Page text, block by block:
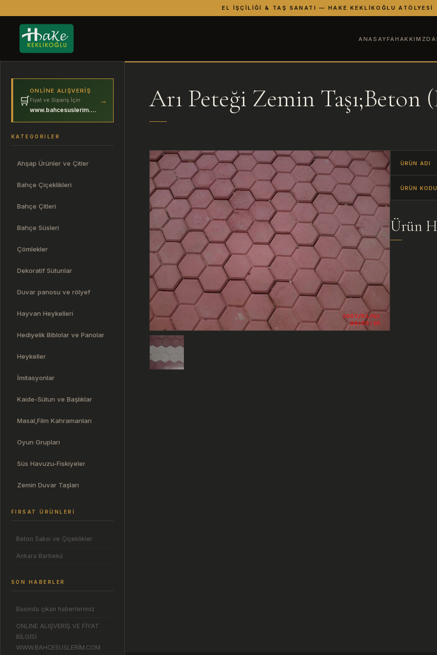
EL İŞÇILIĞI & TAŞ SANATI — HAKE KEKLIKOĞLU ATÖLYESI
ANASAYFAHAKKIMZDA
🛒
ONLINE ALIŞVERIŞ
Fiyat ve Sipariş İçin
www.bahcesuslerim.com
→
KATEGORILER
Ahşap Ürünler ve Çitler
Bahçe Çiçeklikleri
Bahçe Çitleri
Bahçe Süsleri
Çömlekler
Dekoratif Sütunlar
Duvar panosu ve rölyef
Hayvan Heykelleri
Hediyelik Biblolar ve Panolar
Heykeller
İmitasyonlar
Kaide-Sütun ve Başlıklar
Masal,Film Kahramanları
Oyun Grupları
Süs Havuzu-Fiskiyeler
Zemin Duvar Taşları
FIRSAT ÜRÜNLERI
Beton Saksı ve Çiçeklikler
Ankara Barbekü
SON HABERLER
Basında çıkan haberlerimiz
ONLINE ALIŞVERİŞ VE FİYAT
BİLGİSİ
WWW.BAHCESUSLERİM.COM
Arı Peteği Zemin Taşı;Beton
ÜRÜN ADI
ÜRÜN KODU
Ürün